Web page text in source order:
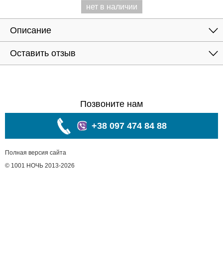
нет в наличии
Описание
Оставить отзыв
Позвоните нам
+38 097 474 84 88
Полная версия сайта
© 1001 НОЧЬ 2013-2026